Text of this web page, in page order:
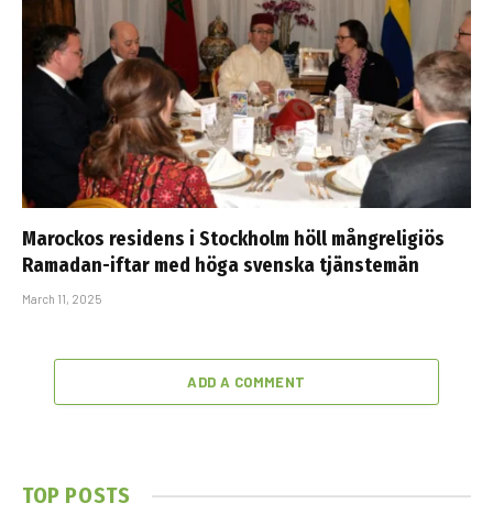
Marockos residens i Stockholm höll mångreligiös
Ramadan-iftar med höga svenska tjänstemän
March 11, 2025
ADD A COMMENT
TOP POSTS